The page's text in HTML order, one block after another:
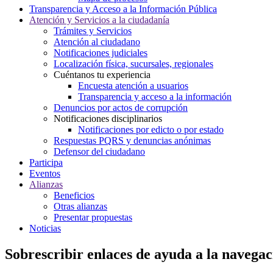
Transparencia y Acceso a la Información Pública
Atención y Servicios a la ciudadanía
Trámites y Servicios
Atención al ciudadano
Notificaciones judiciales
Localización física, sucursales, regionales
Cuéntanos tu experiencia
Encuesta atención a usuarios
Transparencia y acceso a la información
Denuncios por actos de corrupción
Notificaciones disciplinarios
Notificaciones por edicto o por estado
Respuestas PQRS y denuncias anónimas
Defensor del ciudadano
Participa
Eventos
Alianzas
Beneficios
Otras alianzas
Presentar propuestas
Noticias
Sobrescribir enlaces de ayuda a la